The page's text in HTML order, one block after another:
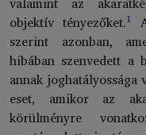
objektív tényezőket.1
szerint azonban,
hibában szenvedett a
annak
eset, amikor az
körülményre